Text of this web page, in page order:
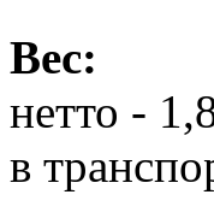
Вес:
нетто -
в